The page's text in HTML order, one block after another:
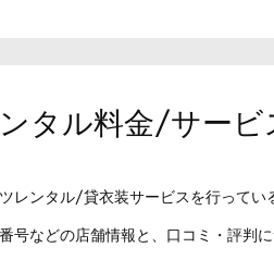
タル料金/サービ
レンタル/貸衣装サービスを行ってい
号などの店舗情報と、口コミ・評判に